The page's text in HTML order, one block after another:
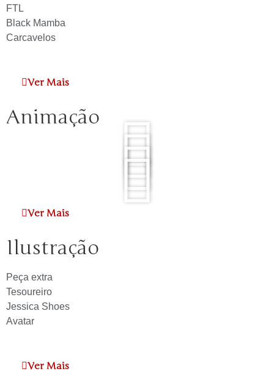
FTL
Black Mamba
Carcavelos
Ver Mais
Animação
Ver Mais
Ilustração
Peça extra
Tesoureiro
Jessica Shoes
Avatar
Ver Mais